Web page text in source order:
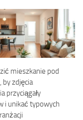
mieszkanie pod
by zdjęcia
przyciągały
i unikać typowych